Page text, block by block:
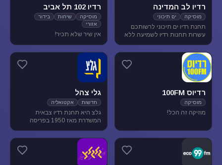
רדיו לב המדינה
מוסיקה ים תיכוני
תחנת רדיו ים תיכוני לרשותכם
עשרות תחנות רדיו לשמיעה ללא
ים תיכונית, מוסיקה לפי שפות
רדיו 102 תל אביב
מוסיקה שיחות
בידור
אזורי
אין שיר שלא תכיר!
רדיוס 100FM
מוסיקה
מוזיקה זה הכל!
גלי צהל
חדשות אקטואליה
גלצ היא תחנת רדיו צבאית
המשדרת מאז 1950 בפריסה
חדשות, תכניות אקטואליה
ותרבות, מוזיקה ועוד.